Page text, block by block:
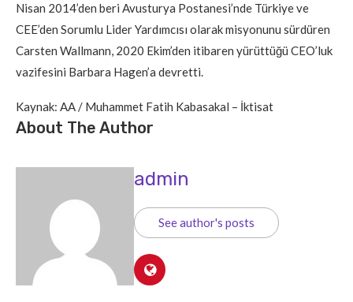
Nisan 2014’den beri Avusturya Postanesi’nde Türkiye ve
CEE’den Sorumlu Lider Yardımcısı olarak misyonunu sürdüren
Carsten Wallmann, 2020 Ekim’den itibaren yürüttüğü CEO’luk
vazifesini Barbara Hagen’a devretti.
Kaynak: AA / Muhammet Fatih Kabasakal – İktisat
About The Author
admin
See author's posts